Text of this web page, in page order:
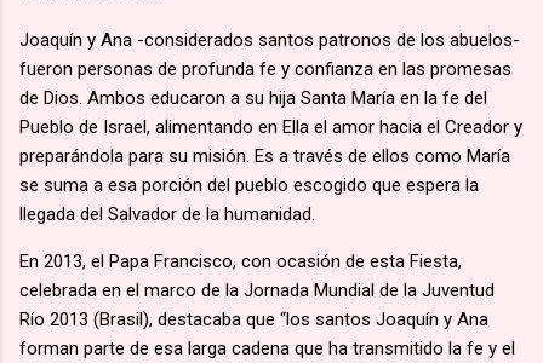
Joaquín y Ana -considerados santos patronos de los abuelos-
fueron personas de profunda fe y confianza en las promesas
de Dios. Ambos educaron a su hija Santa María en la fe del
Pueblo de Israel, alimentando en Ella el amor hacia el Creador y
preparándola para su misión. Es a través de ellos como María
se suma a esa porción del pueblo escogido que espera la
llegada del Salvador de la humanidad.
En 2013, el Papa Francisco, con ocasión de esta Fiesta,
celebrada en el marco de la Jornada Mundial de la Juventud
Río 2013 (Brasil), destacaba que “los santos Joaquín y Ana
forman parte de esa larga cadena que ha transmitido la fe y el